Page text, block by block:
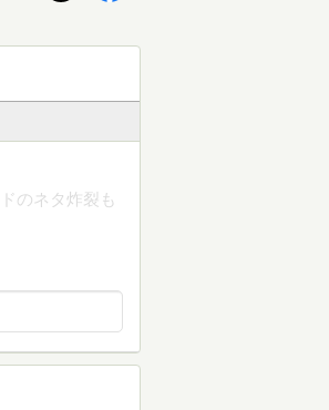
のネタ炸裂も